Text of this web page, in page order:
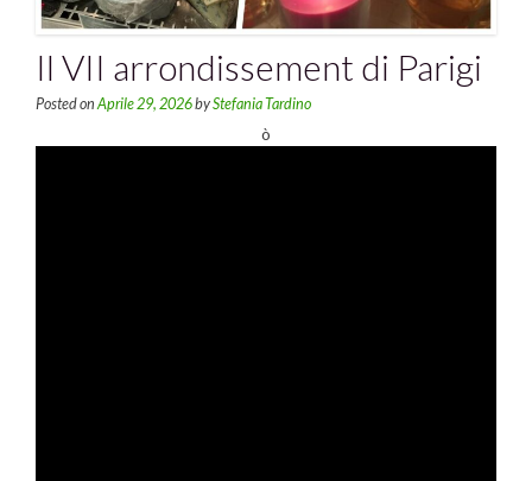
Il VII arrondissement di Parigi
Posted onAprile 29, 2026byStefania Tardino
ò